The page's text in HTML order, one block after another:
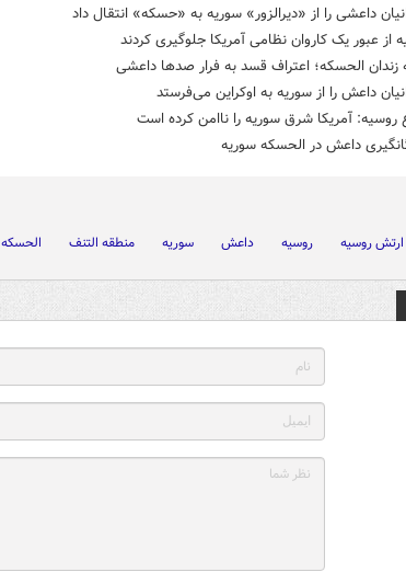
داعشی را از «دیرالزور» سوریه به «حسکه» انتقال داد
از عبور یک کاروان نظامی آمریکا جلوگیری کردند
زندان الحسکه؛ اعتراف قسد به فرار صدها داعشی
داعش را از سوریه به اوکراین می‌فرستد
روسیه: آمریکا شرق سوریه را ناامن کرده‌ است
داعش در الحسکه سوریه
ارتش روسیه روسیه داعش سوریه منطقه التنف الحسکه